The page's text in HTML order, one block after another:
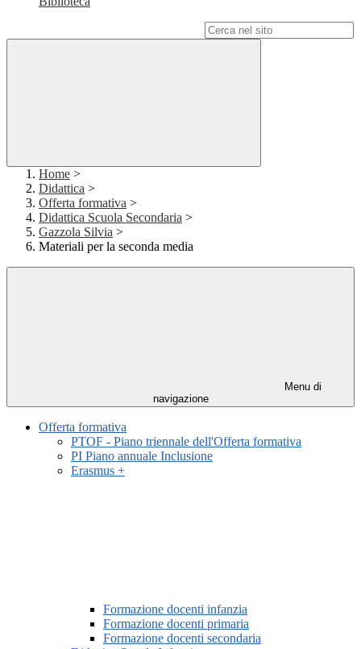
Home >
Didattica >
Offerta formativa >
Didattica Scuola Secondaria >
Gazzola Silvia >
Materiali per la seconda media
Menu di
navigazione
Offerta formativa
PTOF - Piano triennale dell'Offerta formativa
PI Piano annuale Inclusione
Erasmus +
Formazione docenti infanzia
Formazione docenti primaria
Formazione docenti secondaria